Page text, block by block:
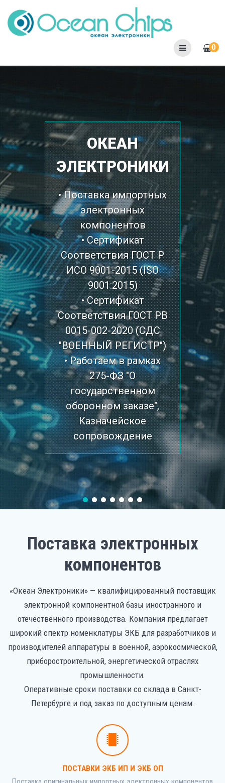
to
content
0
ОКЕАН
ЭЛЕКТРОНИКИ
• Поставка импортных
электронных
компонентов
• Сертификат
Соответствия ГОСТ Р
ИСО 9001-2015 (ISO
9001:2015)
• Сертификат
Соответствия ГОСТ РВ
0015-002-2020 (СДС
"ВОЕННЫЙ РЕГИСТР")
• Работаем в рамках
275-ФЗ "О
государственном
оборонном заказе",
Казначейское
сопровождение
Поставка электронных
компонентов
«Океан Электроники» — квалифицированный поставщик
электронной компонентной базы иностранного и
отечественного производства. Компания предлагает
широкий спектр номенклатуры ЭКБ для разработчиков и
производителей аппаратуры в военной, аэрокосмической,
приборостроительной, энергетической отраслях
промышленности.
Оперативные сроки поставки со склада в Санкт-
Петербурге и под заказ по доступным ценам.
ПОСТАВКИ ЭКБ ИП И ЭКБ ОП